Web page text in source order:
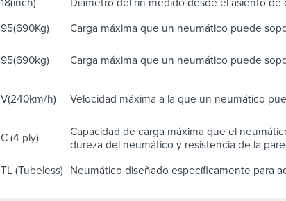
18(inch) Diámetro del rin medido desde el asiento
95(690Kg) Carga máxima que un neumático puede
95(690kg) Carga máxima que un neumático puede
V(240km/h) Velocidad máxima a la que un neumático
C (4 ply)
Capacidad de carga máxima que el
dureza del neumático y resistencia de la
TL (Tubeless) Neumático diseñado específicamente para